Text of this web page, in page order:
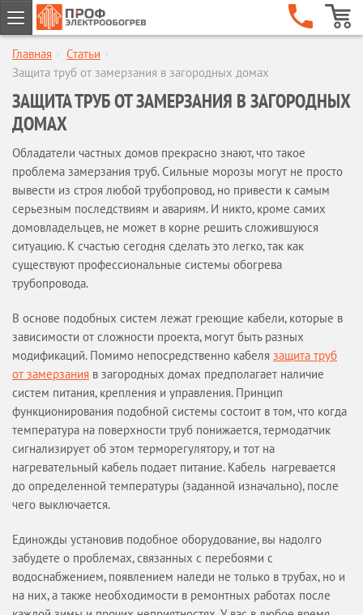
ГЛАВНАЯ
КОМПАНИЯ
О компании
Наши клиенты
Сертификаты
Гарантии
Сервисное обслуживание
Новости
Отзывы
Бренды
Статьи
Предложение партнерам
Опросные листы
Вакансии
Вопрос-ответ
УСЛУГИ
ОБЪЕКТЫ
КАТАЛОГИ
МАГАЗИН
ОПЛАТА И ДОСТАВКА
КАЛЬКУЛЯТОР
КОНТАКТЫ
Главная › Статьи ›
Защита труб от замерзания в загородных домах
ЗАЩИТА ТРУБ ОТ ЗАМЕРЗАНИЯ В ЗАГОРОДНЫХ
ДОМАХ
Обладатели частных домов прекрасно знают, что такое
проблема замерзания труб. Сильные морозы могут не просто
вывести из строя любой трубопровод, но привести к самым
серьезным последствиям и авариям. И никто, кроме самих
домовладельцев, не может в корне решить сложившуюся
ситуацию. К счастью сегодня сделать это легко, так как
существуют профессиональные системы обогрева
трубопровода.
В основе подобных систем лежат греющие кабели, которые в
зависимости от сложности проекта, могут быть разных
модификаций. Помимо непосредственно кабеля защита труб
от замерзания в загородных домах предполагает наличие
систем питания, крепления и управления. Принцип
функционирования подобной системы состоит в том, что когда
температура на поверхности труб понижается, термодатчик
сигнализирует об этом терморегулятору, и тот на
нагревательный кабель подает питание. Кабель нагревается
до определенной температуры (заданной изначально), после
чего выключается.
Единожды установив подобное оборудование, вы надолго
забудете о проблемах, связанных с перебоями с
водоснабжением, появлением наледи не только в трубах, но и
на них, а также необходимости в ремонтных работах после